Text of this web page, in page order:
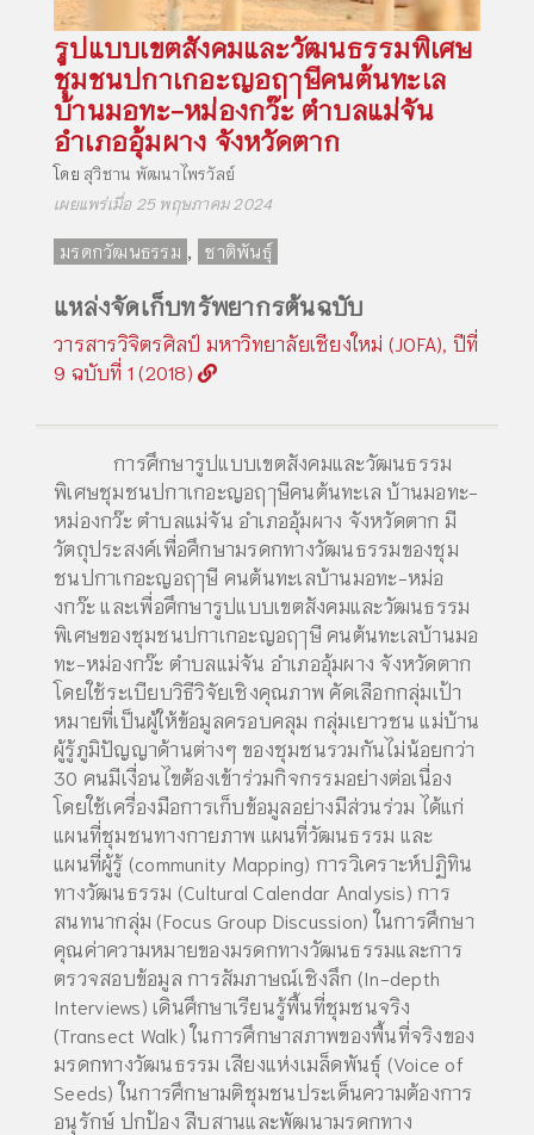
รูปแบบเขตสังคมและวัฒนธรรมพิเศษ
ชุมชนปกาเกอะญอฤๅษีคนต้นทะเล
บ้านมอทะ-หม่องกว๊ะ ตำบลแม่จัน
อำเภออุ้มผาง จังหวัดตาก
โดย สุวิชาน พัฒนาไพรวัลย์
เผยแพร่เมื่อ 25 พฤษภาคม 2024
มรดกวัฒนธรรม , ชาติพันธุ์
แหล่งจัดเก็บทรัพยากรต้นฉบับ
วารสารวิจิตรศิลป์ มหาวิทยาลัยเชียงใหม่ (JOFA), ปีที่
9 ฉบับที่ 1 (2018)
การศึกษารูปแบบเขตสังคมและวัฒนธรรม
พิเศษชุมชนปกาเกอะญอฤๅษีคนต้นทะเล บ้านมอทะ-
หม่องกว๊ะ ตำบลแม่จัน อำเภออุ้มผาง จังหวัดตาก มี
วัตถุประสงค์เพื่อศึกษามรดกทางวัฒนธรรมของชุม
ชนปกาเกอะญอฤๅษี คนต้นทะเลบ้านมอทะ-หม่อ
งกว๊ะ และเพื่อศึกษารูปแบบเขตสังคมและวัฒนธรรม
พิเศษของชุมชนปกาเกอะญอฤๅษี คนต้นทะเลบ้านมอ
ทะ-หม่องกว๊ะ ตำบลแม่จัน อำเภออุ้มผาง จังหวัดตาก
โดยใช้ระเบียบวิธีวิจัยเชิงคุณภาพ คัดเลือกกลุ่มเป้า
หมายที่เป็นผู้ให้ข้อมูลครอบคลุม กลุ่มเยาวชน แม่บ้าน
ผู้รู้ภูมิปัญญาด้านต่างๆ ของชุมชนรวมกันไม่น้อยกว่า
30 คนมีเงื่อนไขต้องเข้าร่วมกิจกรรมอย่างต่อเนื่อง
โดยใช้เครื่องมือการเก็บข้อมูลอย่างมีส่วนร่วม ได้แก่
แผนที่ชุมชนทางกายภาพ แผนที่วัฒนธรรม และ
แผนที่ผู้รู้ (community Mapping) การวิเคราะห์ปฏิทิน
ทางวัฒนธรรม (Cultural Calendar Analysis) การ
สนทนากลุ่ม (Focus Group Discussion) ในการศึกษา
คุณค่าความหมายของมรดกทางวัฒนธรรมและการ
ตรวจสอบข้อมูล การสัมภาษณ์เชิงลึก (In-depth
Interviews) เดินศึกษาเรียนรู้พื้นที่ชุมชนจริง
(Transect Walk) ในการศึกษาสภาพของพื้นที่จริงของ
มรดกทางวัฒนธรรม เสียงแห่งเมล็ดพันธุ์ (Voice of
Seeds) ในการศึกษามติชุมชนประเด็นความต้องการ
อนุรักษ์ ปกป้อง สืบสานและพัฒนามรดกทาง